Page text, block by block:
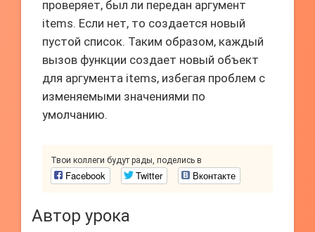
проверяет, был ли передан аргумент
items. Если нет, то создается новый
пустой список. Таким образом, каждый
вызов функции создает новый объект
для аргумента items, избегая проблем с
изменяемыми значениями по
умолчанию.
Твои коллеги будут рады, поделись в
Facebook Twitter Вконтакте
Автор урока